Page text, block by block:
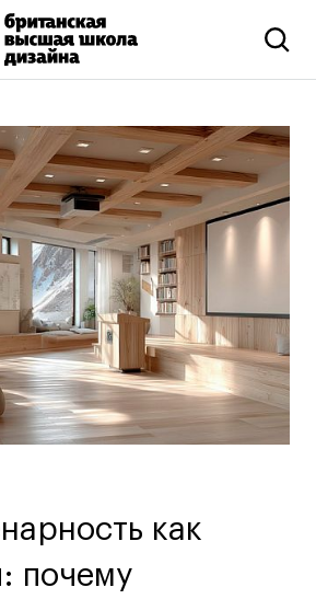
курсы
и цифровой дизайн
как
почему